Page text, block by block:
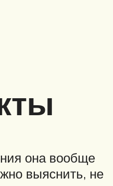
она вообще
выяснить, не